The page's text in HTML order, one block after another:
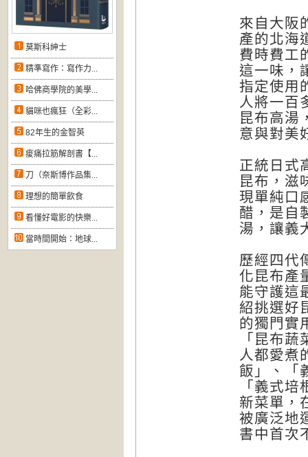
莫斯科紳士
精準寫作：寫作力...
哈佛商學院的美學...
貓咪也瘋狂（全彩...
82年生的金智英
痠痛拉筋解剖書【...
刀（奈斯博作品集...
理想的簡單飲食
看懂好電影的快樂...
當時間開始：地球...
來自大阪
產的北海
費時費工
這一味，
指定使用
人將一百
昆布高湯
意與對美
正統日式
昆布，滋
現單純口
醋，是自
湯，讓義
歷經四代
化昆布產
能守護這
紹挑選好
的獨門實
「昆布
人都愛煮
飯」、「
「義式
新菜單，
被廣泛地
書中首次